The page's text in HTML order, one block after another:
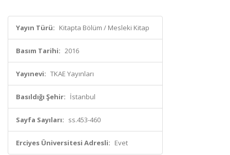
Yayın Türü: Kitapta Bölüm / Mesleki Kitap
Basım Tarihi: 2016
Yayınevi: TKAE Yayınları
Basıldığı Şehir: İstanbul
Sayfa Sayıları: ss.453-460
Erciyes Üniversitesi Adresli: Evet